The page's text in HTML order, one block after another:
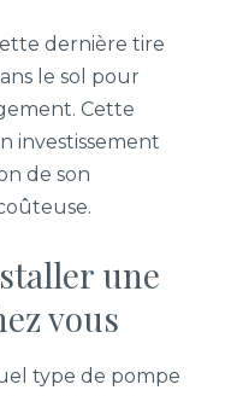
dernière tire
le sol pour
Cette
investissement
de son
une
vous
type de pompe